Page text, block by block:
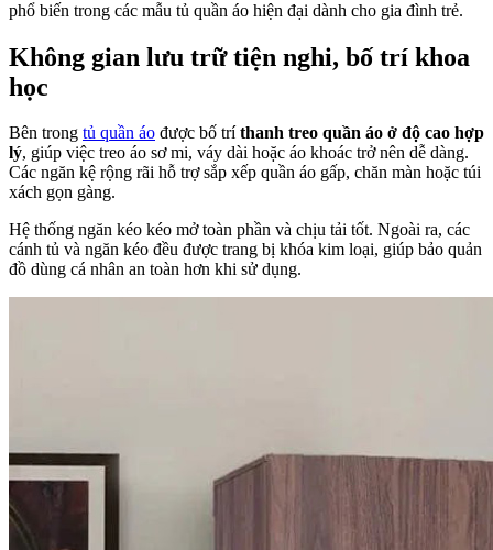
phổ biến trong các mẫu tủ quần áo hiện đại dành cho gia đình trẻ.
Không gian lưu trữ tiện nghi, bố trí khoa
học
Bên trong tủ quần áo được bố tríthanh treo quần áo ở độ cao hợp
lý, giúp việc treo áo sơ mi, váy dài hoặc áo khoác trở nên dễ dàng.
Các ngăn kệ rộng rãi hỗ trợ sắp xếp quần áo gấp, chăn màn hoặc túi
xách gọn gàng.
Hệ thống ngăn kéo kéo mở toàn phần và chịu tải tốt. Ngoài ra, các
cánh tủ và ngăn kéo đều được trang bị khóa kim loại, giúp bảo quản
đồ dùng cá nhân an toàn hơn khi sử dụng.